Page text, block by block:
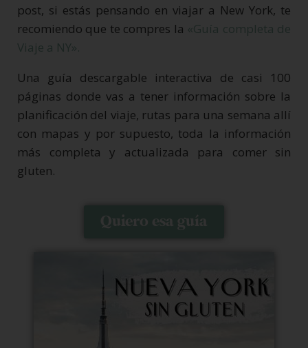
post, si estás pensando en viajar a New York, te
recomiendo que te compres la «Guía completa de
Viaje a NY».
Una guía descargable interactiva de casi 100
páginas donde vas a tener información sobre la
planificación del viaje, rutas para una semana allí
con mapas y por supuesto, toda la información
más completa y actualizada para comer sin
gluten.
Quiero esa guía